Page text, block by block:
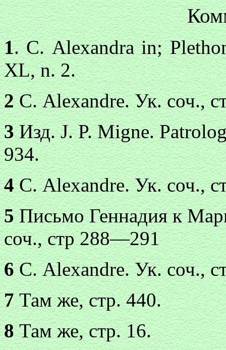
1. С. Alexandra in;
XL, n. 2.
2С. Alexandre. Ук. соч.,
3Изд. J. P. Migne.
934.
4С. Alexandre. Ук. соч.,
5Письмо Геннадия к
соч., стр 288—291
6С. Alexandre. Ук. соч.,
7Там же, стр. 440.
8Там же, стр. 16.